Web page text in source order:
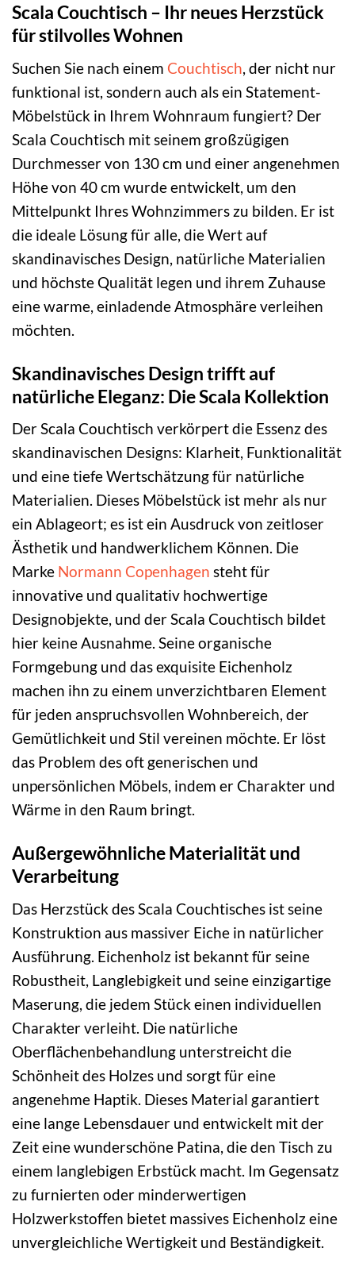
Scala Couchtisch – Ihr neues Herzstück
für stilvolles Wohnen
Suchen Sie nach einem Couchtisch, der nicht nur
funktional ist, sondern auch als ein Statement-
Möbelstück in Ihrem Wohnraum fungiert? Der
Scala Couchtisch mit seinem großzügigen
Durchmesser von 130 cm und einer angenehmen
Höhe von 40 cm wurde entwickelt, um den
Mittelpunkt Ihres Wohnzimmers zu bilden. Er ist
die ideale Lösung für alle, die Wert auf
skandinavisches Design, natürliche Materialien
und höchste Qualität legen und ihrem Zuhause
eine warme, einladende Atmosphäre verleihen
möchten.
Skandinavisches Design trifft auf
natürliche Eleganz: Die Scala Kollektion
Der Scala Couchtisch verkörpert die Essenz des
skandinavischen Designs: Klarheit, Funktionalität
und eine tiefe Wertschätzung für natürliche
Materialien. Dieses Möbelstück ist mehr als nur
ein Ablageort; es ist ein Ausdruck von zeitloser
Ästhetik und handwerklichem Können. Die
Marke Normann Copenhagen steht für
innovative und qualitativ hochwertige
Designobjekte, und der Scala Couchtisch bildet
hier keine Ausnahme. Seine organische
Formgebung und das exquisite Eichenholz
machen ihn zu einem unverzichtbaren Element
für jeden anspruchsvollen Wohnbereich, der
Gemütlichkeit und Stil vereinen möchte. Er löst
das Problem des oft generischen und
unpersönlichen Möbels, indem er Charakter und
Wärme in den Raum bringt.
Außergewöhnliche Materialität und
Verarbeitung
Das Herzstück des Scala Couchtisches ist seine
Konstruktion aus massiver Eiche in natürlicher
Ausführung. Eichenholz ist bekannt für seine
Robustheit, Langlebigkeit und seine einzigartige
Maserung, die jedem Stück einen individuellen
Charakter verleiht. Die natürliche
Oberflächenbehandlung unterstreicht die
Schönheit des Holzes und sorgt für eine
angenehme Haptik. Dieses Material garantiert
eine lange Lebensdauer und entwickelt mit der
Zeit eine wunderschöne Patina, die den Tisch zu
einem langlebigen Erbstück macht. Im Gegensatz
zu furnierten oder minderwertigen
Holzwerkstoffen bietet massives Eichenholz eine
unvergleichliche Wertigkeit und Beständigkeit.